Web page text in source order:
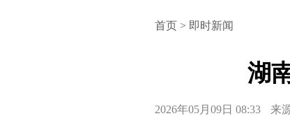
首页 > 即时新闻
湖
2026年05月09日 08:33 来